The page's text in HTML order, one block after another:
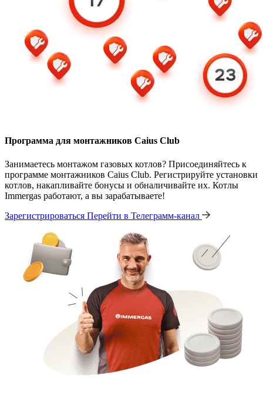
Программа для монтажников Caius Club
Занимаетесь монтажом газовых котлов? Присоединяйтесь к
программе монтажников Caius Club. Регистрируйте установки
котлов, накапливайте бонусы и обналичивайте их. Котлы
Immergas работают, а вы зарабатываете!
Зарегистрироваться Перейти в Телеграмм-канал